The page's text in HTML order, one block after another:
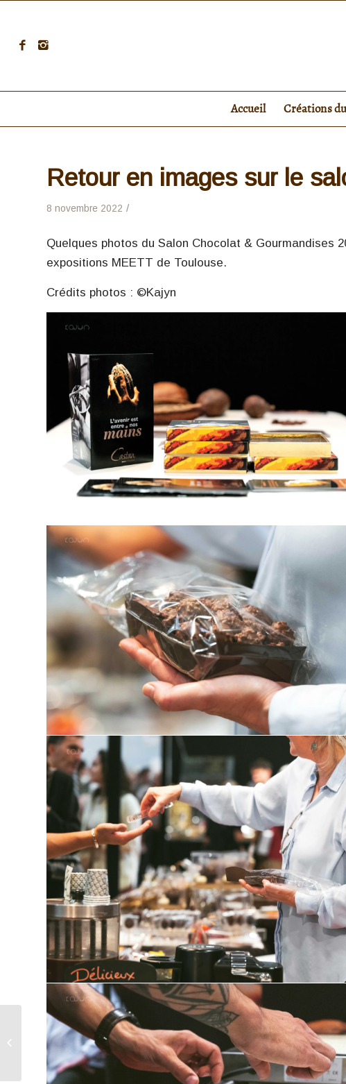
Accueil Créations
Retour en images sur le
8 novembre 2022 /
Quelques photos du Salon Chocolat & Gourmandises
expositions MEETT de Toulouse.
Crédits photos : ©Kajyn
Le Salon Chocolat &
Gourmandises 2022